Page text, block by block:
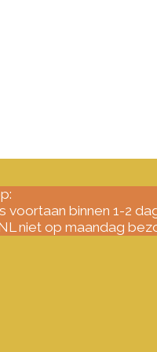
binnen 1-2
niet op maandag